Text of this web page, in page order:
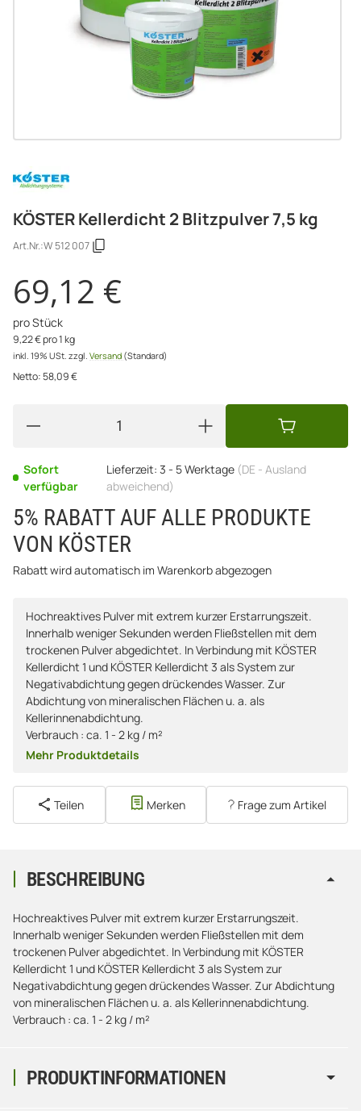
KÖSTER Kellerdicht 2 Blitzpulver 7,5 kg
Art.Nr.:W 512 007
69,12 €
pro Stück
9,22 € pro 1 kg
inkl. 19% USt. zzgl. Versand (Standard)
Netto:58,09€
Sofort
verfügbar
Lieferzeit: 3 - 5 Werktage (DE - Ausland
abweichend)
5% RABATT AUF ALLE PRODUKTE
VON KÖSTER
Rabatt wird automatisch im Warenkorb abgezogen
Hochreaktives Pulver mit extrem kurzer Erstarrungszeit.
Innerhalb weniger Sekunden werden Fließstellen mit dem
trockenen Pulver abgedichtet. In Verbindung mit KÖSTER
Kellerdicht 1 und KÖSTER Kellerdicht 3 als System zur
Negativabdichtung gegen drückendes Wasser. Zur
Abdichtung von mineralischen Flächen u. a. als
Kellerinnenabdichtung.
Verbrauch : ca. 1 - 2 kg / m²
Mehr Produktdetails
Teilen Merken Frage zum Artikel
PRODUKTINFORMATIONEN
BESCHREIBUNG
Hochreaktives Pulver mit extrem kurzer Erstarrungszeit.
Innerhalb weniger Sekunden werden Fließstellen mit dem
trockenen Pulver abgedichtet. In Verbindung mit KÖSTER
Kellerdicht 1 und KÖSTER Kellerdicht 3 als System zur
Negativabdichtung gegen drückendes Wasser. Zur Abdichtung
von mineralischen Flächen u. a. als Kellerinnenabdichtung.
Verbrauch : ca. 1 - 2 kg / m²